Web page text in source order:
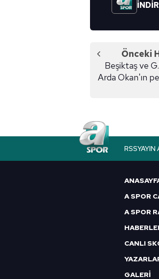
Önceki
Beşiktaş ve
Arda Okan'ın
RSSYAYIN
A SPOR
A SPOR
CANLI
GALERİ